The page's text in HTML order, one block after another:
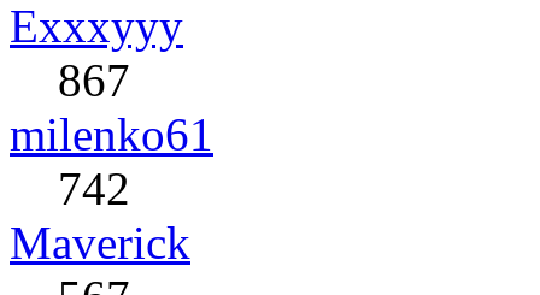
Exxxyyy
867
milenko61
742
Maverick